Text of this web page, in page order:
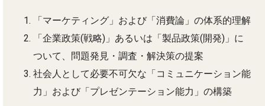
「マーケティング」および「消費論」の体系的理解
「企業政策(戦略)」あるいは「製品政策(開発)」に
ついて、問題発見・調査・解決策の提案
社会人として必要不可欠な「コミュニケーション能
力」および「プレゼンテーション能力」の構築